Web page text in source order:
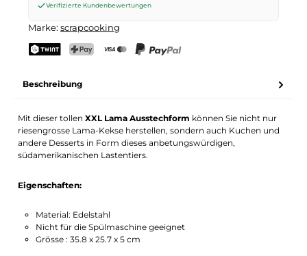
Anfrage senden
Verifizierte Kundenbewertungen
Marke: scrapcooking
Beschreibung
Mit dieser tollenXXL Lama Ausstechform können Sie nicht nur
riesengrosse Lama-Kekse herstellen, sondern auch Kuchen und
andere Desserts in Form dieses anbetungswürdigen,
südamerikanischen Lastentiers.
Eigenschaften:
Material: Edelstahl
Nicht für die Spülmaschine geeignet
Grösse : 35.8 x 25.7 x 5 cm